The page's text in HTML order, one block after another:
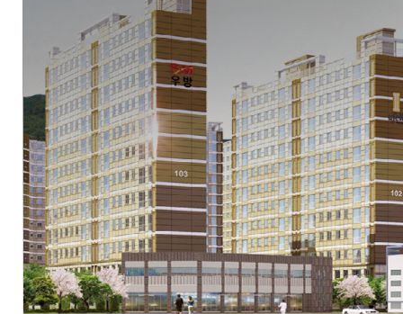
현장 대구광역시 달성군 화원읍 천내리 690-1번지 외 51필지
시행 아시아신탁
시공 우방산업(주)
세대수 총 538세대
분양문의 053-642-4545
자세히 보기